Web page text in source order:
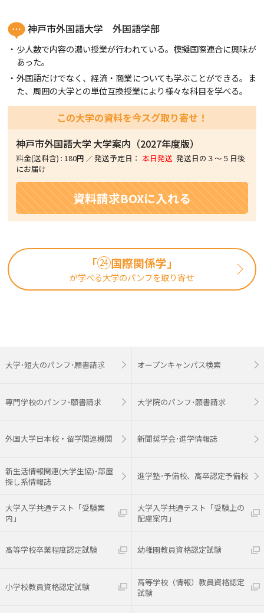
神戸市外国語大学 外国語学部
少人数で内容の濃い授業が行われている。模擬国際連合に興味が
あった。
外国語だけでなく、経済・商業についても学ぶことができる。ま
た、周囲の大学との単位互換授業により様々な科目を学べる。
この大学の資料を今スグ取り寄せ！
神戸市外国語大学 大学案内（2027年度版）
料金(送料含) : 180円 発送予定日： 本日発送 発送日の３〜５日後
にお届け
資料請求BOXに入れる
「 24 国際関係学」
が学べる大学のパンフを取り寄せ
大学･短大のパンフ･願書請求 オープンキャンパス検索
専門学校のパンフ･願書請求 大学院のパンフ･願書請求
外国大学日本校・留学関連機関 新聞奨学会･進学情報誌
新生活情報関連(大学生協)･部屋
探し系情報誌
進学塾･予備校、高卒認定予備校
大学入学共通テスト「受験案
内」
大学入学共通テスト「受験上の
配慮案内」
高等学校卒業程度認定試験 幼稚園教員資格認定試験
小学校教員資格認定試験
高等学校（情報）教員資格認定
試験